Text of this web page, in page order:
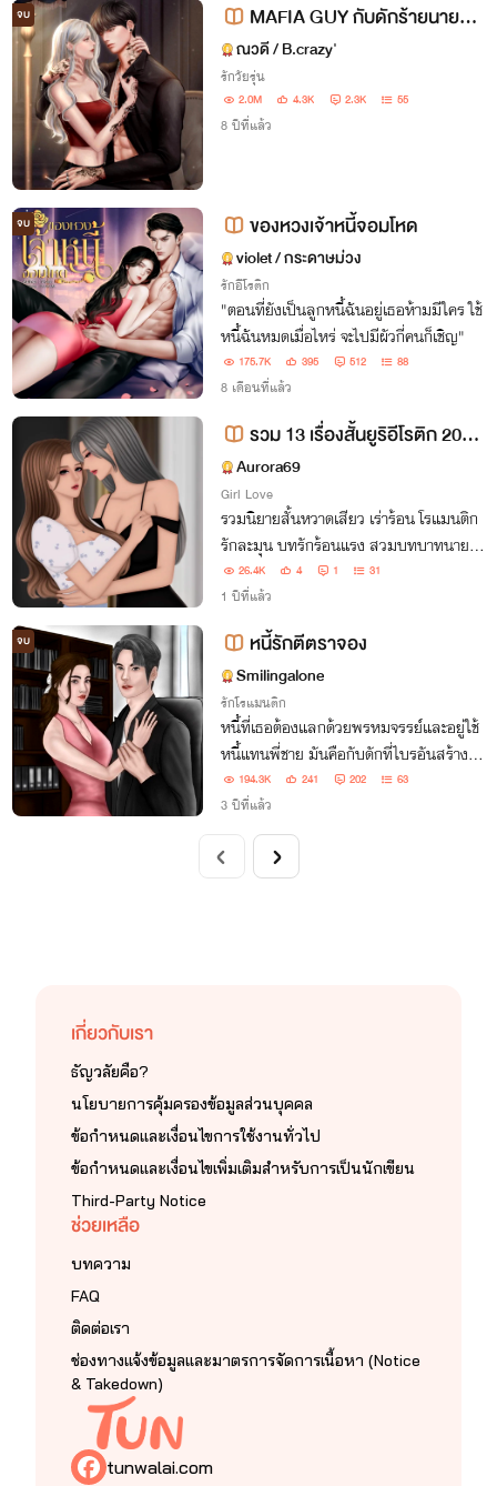
จบ
MAFIA GUY กับดักร้ายนายมาเ
ฟีย SM18+ [ T x ROSE ]
ณวดี / B.crazy'
รักวัยรุ่น
2.0M 4.3K 2.3K 55
8 ปีที่แล้ว
จบ ของหวงเจ้าหนี้จอมโหด
violet / กระดาษม่วง
รักอีโรติก
"ตอนที่ยังเป็นลูกหนี้ฉันอยู่เธอห้ามมีใคร ใช้
หนี้ฉันหมดเมื่อไหร่ จะไปมีผัวกี่คนก็เชิญ"
175.7K 395 512 88
8 เดือนที่แล้ว
รวม 13 เรื่องสั้นยูริอีโรติก 20++
++Aurora69
Girl Love
รวมนิยายสั้นหวาดเสียว เร่าร้อน โรแมนติก
รักละมุน บทรักร้อนแรง สวมบทบาทนายทา
ส BDSM จำเลยรัก นวดอีโรติก มีหลากเรื่อ
งหลายตอนเอามารวมไว้ให้ลองอ่าน
26.4K 4 1 31
1 ปีที่แล้ว
จบ หนี้รักตีตราจอง
Smilingalone
รักโรแมนติก
หนี้ที่เธอต้องแลกด้วยพรหมจรรย์และอยู่ใช้
หนี้แทนพี่ชาย มันคือกับดักที่ไบรอันสร้างขึ้น
เพื่อให้บัวสโรชารักเขา
194.3K 241 202 63
3 ปีที่แล้ว
เกี่ยวกับเรา
ธัญวลัยคือ?
นโยบายการคุ้มครองข้อมูลส่วนบุคคล
ข้อกำหนดและเงื่อนไขการใช้งานทั่วไป
ข้อกำหนดและเงื่อนไขเพิ่มเติมสำหรับการเป็นนักเขียน
Third-Party Notice
ช่วยเหลือ
บทความ
FAQ
ติดต่อเรา
ช่องทางแจ้งข้อมูลและมาตรการจัดการเนื้อหา (Notice
& Takedown)
tunwalai.com